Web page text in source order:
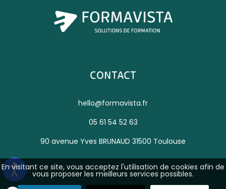
CONTACT
hello@formavista.fr
05 61 54 52 63
90 avenue Yves BRUNAUD 31500 Toulouse
En visitant ce site, vous acceptez l'utilisation de cookies afin de
vous proposer les meilleurs services possibles.